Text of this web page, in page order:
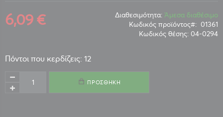
6,09 € Διαθεσιμότητα: Άμεσα διαθέσιμο
Κωδικός προϊόντος
01361
Κωδικός θέσης: 04-0294
Πόντοι που κερδίζεις: 12
ΠΡΟΣΘΉΚΗ